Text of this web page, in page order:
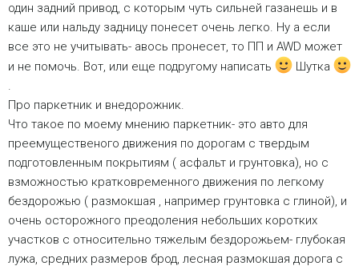
один задний привод, с которым чуть сильней газанешь и в
каше или нальду задницу понесет очень легко. Ну а если
все это не учитывать- авось пронесет, то ПП и AWD может
и не помочь. Вот, или еще подругому написать
Шутка
.
Про паркетник и внедорожник.
Что такое по моему мнению паркетник- это авто для
преемущественого движения по дорогам с твердым
подготовленным покрытиям ( асфальт и грунтовка), но с
взможностью кратковременного движения по легкому
бездорожью ( размокшая , например грунтовка с глиной), и
очень осторожного преодоления небольших коротких
участков с относительно тяжелым бездорожьем- глубокая
лужа, средних размеров брод, лесная размокшая дорога с